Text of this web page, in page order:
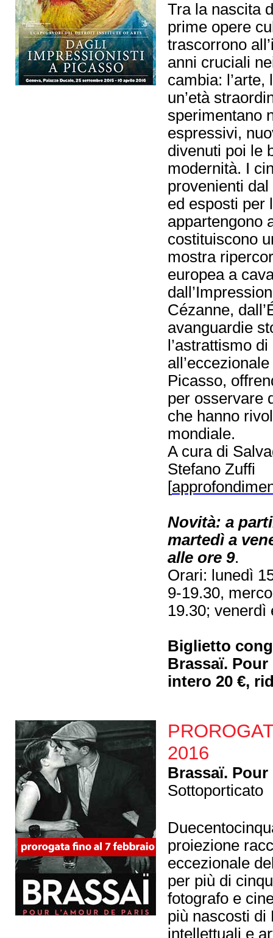
Tra la nascita
prime opere
trascorrono
anni cruciali
cambia:
un’età
sperimentano
espressivi,
divenuti poi le
modernità. I
provenienti
ed esposti per
appartengono
costituiscono
mostra
europea a
Cézanne,
avanguardie
l’astrattismo
Picasso,
per osservare
che hanno
mondiale.
A cura di
Stefano Zuffi
[
Novità: a
martedì a
alle ore 9.
Orari: lunedì
9-19.30,
19.30; venerdì
Biglietto
Brassaï. Pour
intero 20 €,
2016
Brassaï. Pour
Sottoporticato
proiezione
eccezionale
per più di
fotografo e
più nascosti di
intellettuali e